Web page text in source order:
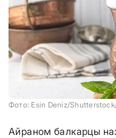
Фото: Esin Deniz/
Айраном балкарцы